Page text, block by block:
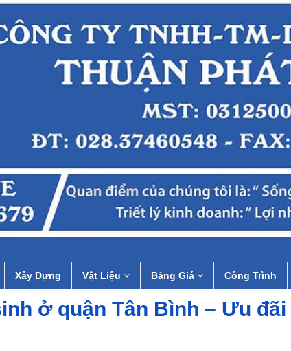
Xây Dựng Vật Liệu Bảng Giá Công Trình
ở quận Tân Bình – Ưu đãi